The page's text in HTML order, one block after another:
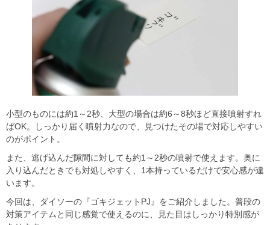
小型のものには約1～2秒、大型の場合は約6～8秒ほど直接噴射すれ
ばOK。しっかり届く噴射力なので、見つけたその場で対応しやすい
のがポイント。
また、逃げ込んだ隙間に対しても約1～2秒の噴射で使えます。奥に
入り込んだときでも対処しやすく、1本持っているだけで安心感が違
います。
今回は、ダイソーの『ゴキジェットPJ』をご紹介しました。普段の
対策アイテムと同じ感覚で使えるのに、見た目はしっかり特別感が